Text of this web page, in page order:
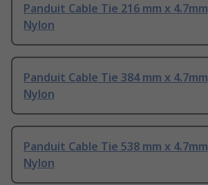
Panduit Cable Tie 216 mm x
Nylon
Panduit Cable Tie 384 mm x
Nylon
Panduit Cable Tie 538 mm x
Nylon